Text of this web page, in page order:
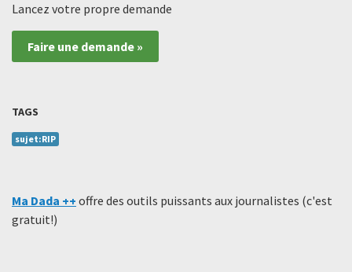
Lancez votre propre demande
Faire une demande »
TAGS
sujet:RIP
Ma Dada ++ offre des outils puissants aux journalistes (c'est
gratuit!)